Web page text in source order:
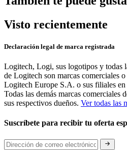
Visto recientemente
Declaración legal de marca registrada
Logitech, Logi, sus logotipos y todas
de Logitech son marcas comerciales
Logitech Europe S.A. o sus filiales
Todas las demás marcas comerciales
sus respectivos dueños. Ver todas las
Suscríbete para recibir tu oferta